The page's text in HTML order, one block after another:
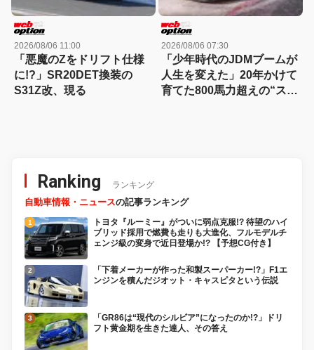
2026/08/06 11:00
「悪魔のZをドリフト仕様
に!?」SR20DET換装の
S31Z改、現る
2026/08/06 07:30
「少年時代のJDMブームが
人生を変えた」20年かけて
育てた800馬力超えの“ステ
Ranking ランキング
自動車情報・ニュースの記事ランキング
トヨタ『ルーミー』がついに弱点克服!? 待望のハイ
ブリッド採用で燃費も走りも大進化、フルモデルチ
ェンジ級の変身で近日登場か!? 【予想CG付き】
「下着メーカーが作った和製スーパーカー!?」F1エ
ンジンを積んだジオット・キャスピタという伝説
「GR86は“現代のシルビア”になったのか!?」ドリ
フト黄金期を生きた達人、その答え